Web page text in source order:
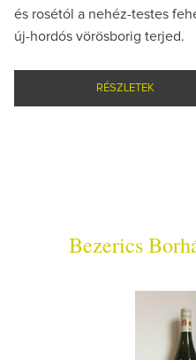
és rosétól a nehéz-testes
új-hordós vörösborig terjed.
RÉSZLETEK
Bezerics